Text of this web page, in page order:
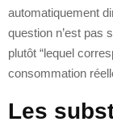
automatiquement
question n’est pas
plutôt “lequel
consommation
Les